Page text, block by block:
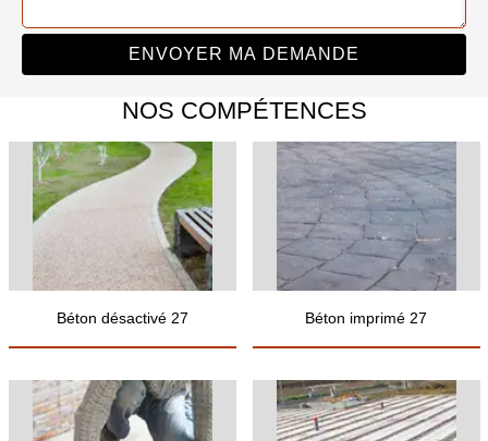
NOS COMPÉTENCES
Béton désactivé 27 Béton imprimé 27